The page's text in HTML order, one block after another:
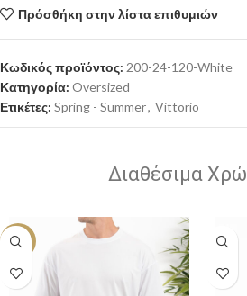
Πρόσθήκη στην λίστα επιθυμιών
Κωδικός προϊόντος: 200-24-120-White
Κατηγορία: Oversized
Ετικέτες: Spring - Summer, Vittorio
Διαθέσιμα
-30%